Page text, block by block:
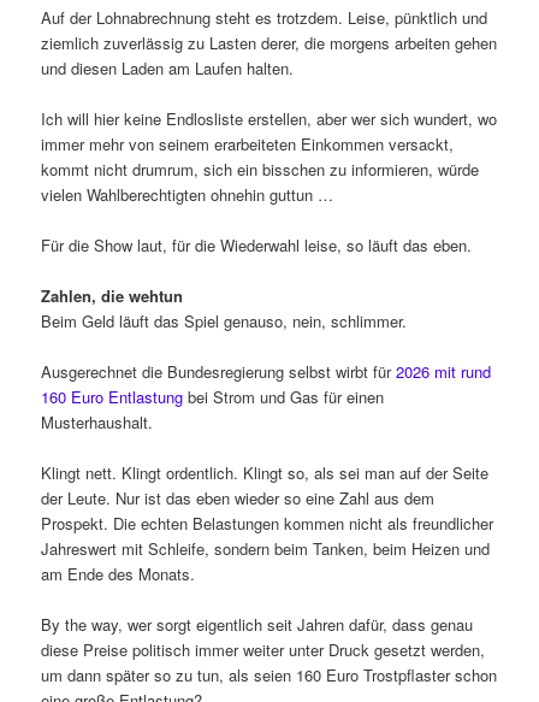
Auf der Lohnabrechnung steht es trotzdem. Leise, pünktlich und
ziemlich zuverlässig zu Lasten derer, die morgens arbeiten gehen
und diesen Laden am Laufen halten.
Ich will hier keine Endlosliste erstellen, aber wer sich wundert, wo
immer mehr von seinem erarbeiteten Einkommen versackt,
kommt nicht drumrum, sich ein bisschen zu informieren, würde
vielen Wahlberechtigten ohnehin guttun …
Für die Show laut, für die Wiederwahl leise, so läuft das eben.
Zahlen, die wehtun
Beim Geld läuft das Spiel genauso, nein, schlimmer.
Ausgerechnet die Bundesregierung selbst wirbt für2026 mit rund
160 Euro Entlastung bei Strom und Gas für einen
Musterhaushalt.
Klingt nett. Klingt ordentlich. Klingt so, als sei man auf der Seite
der Leute. Nur ist das eben wieder so eine Zahl aus dem
Prospekt. Die echten Belastungen kommen nicht als freundlicher
Jahreswert mit Schleife, sondern beim Tanken, beim Heizen und
am Ende des Monats.
By the way, wer sorgt eigentlich seit Jahren dafür, dass genau
diese Preise politisch immer weiter unter Druck gesetzt werden,
um dann später so zu tun, als seien 160 Euro Trostpflaster schon